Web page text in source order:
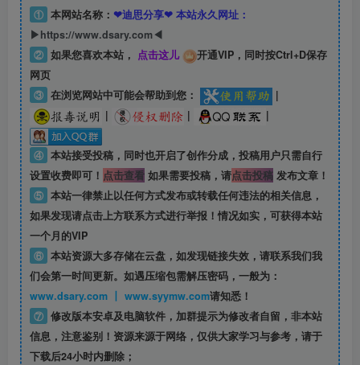
① 本网站名称： ❤迪思分享❤ 本站永久网址：
▶https://www.dsary.com◀
② 如果您喜欢本站， 点击这儿
开通VIP，同时按Ctrl+D保存
网页
③ 在浏览网站中可能会帮助到您：
|
|
| |
④ 本站接受投稿，同时也开启了创作分成，投稿用户只需自行
设置收费即可！ 点击查看如果需要投稿，请点击投稿发布文章！
⑤ 本站一律禁止以任何方式发布或转载任何违法的相关信息，
如果发现请点击上方联系方式进行举报！情况如实，可获得本站
一个月的VIP
⑥ 本站资源大多存储在云盘，如发现链接失效，请联系我们我
们会第一时间更新。如遇压缩包需解压密码，一般为：
www.dsary.com 丨 www.syymw.com请知悉！
⑦ 修改版本安卓及电脑软件，加群提示为修改者自留， 非本站
信息，注意鉴别！资源来源于网络，仅供大家学习与参考，请于
下载后24小时内删除；